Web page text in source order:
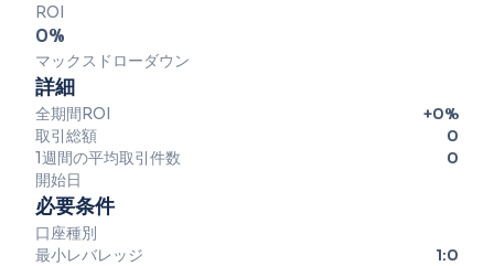
ROI
0%
マックスドローダウン
詳細
全期間ROI +0%
取引総額
0
1週間の平均取引件数
0
開始日
必要条件
口座種別
最小レバレッジ
1:0